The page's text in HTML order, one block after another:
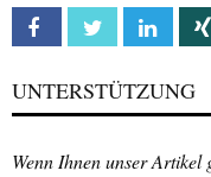
Facebook Twitter
UNTERSTÜTZUNG
Wenn Ihnen unser Artikel